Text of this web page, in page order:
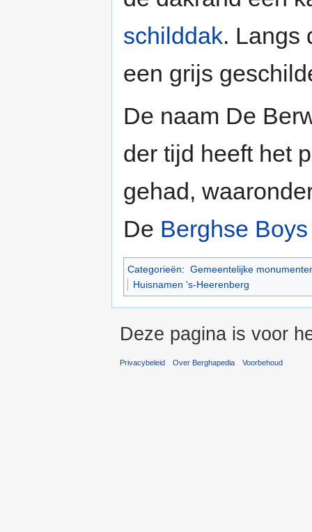
schilddak. Langs
een grijs
De naam De
der tijd heeft het
gehad,
De Berghse Boys
Categorieën: Gemeentelijke
Huisnamen 's-Heerenberg
Deze pagina is voor
Privacybeleid Over Berghapedia Voorbehoud